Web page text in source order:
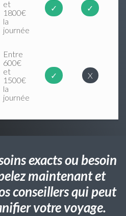
et
1800€
la
journée
✓ ✓
Entre
600€
et
1500€
la
journée
✓ X
exacts ou besoin
maintenant et
conseillers qui peut
votre voyage.